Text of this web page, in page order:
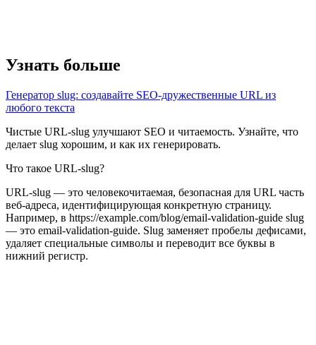
Узнать больше
Генератор slug: создавайте SEO-дружественные URL из
любого текста
Чистые URL-slug улучшают SEO и читаемость. Узнайте, что
делает slug хорошим, и как их генерировать.
Что такое URL-slug?
URL-slug — это человекочитаемая, безопасная для URL часть
веб-адреса, идентифицирующая конкретную страницу.
Например, в https://example.com/blog/email-validation-guide slug
— это email-validation-guide. Slug заменяет пробелы дефисами,
удаляет специальные символы и переводит все буквы в
нижний регистр.